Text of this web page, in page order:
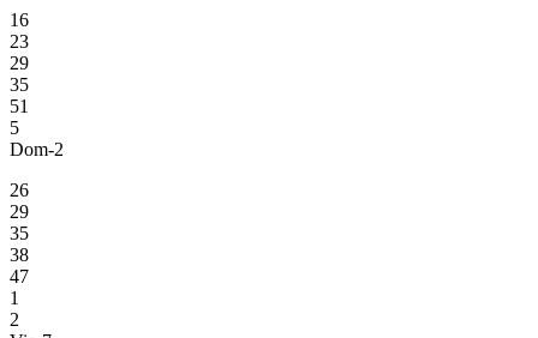
16
23
29
35
51
5
Dom-2
26
29
35
38
47
1
2